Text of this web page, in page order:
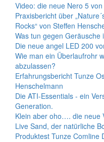
Video: die neue Nero 5
Praxisbericht über
Rocks“ von Steffen
Was tun gegen Geräusche
Die neue angel LED 200
Wie man ein Überlaufrohr
abzulassen?
Erfahrungsbericht Tunze
Henschelmann
Die ATI-Essentials - ein
Generation.
Klein aber oho…. die neue
Live Sand, der natürliche
Produktest Tunze Comline